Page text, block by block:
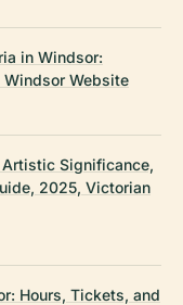
in Windsor:
Windsor Website
Significance,
2025, Victorian
Hours, Tickets, and